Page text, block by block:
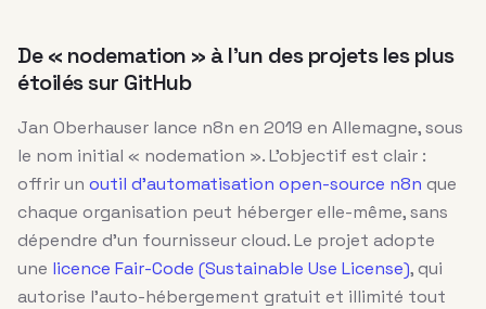
De « nodemation » à l’un des projets les plus
étoilés sur GitHub
Jan Oberhauser lance n8n en 2019 en Allemagne, sous
le nom initial « nodemation ». L’objectif est clair :
offrir un outil d’automatisation open-source n8n que
chaque organisation peut héberger elle-même, sans
dépendre d’un fournisseur cloud. Le projet adopte
une licence Fair-Code (Sustainable Use License), qui
autorise l’auto-hébergement gratuit et illimité tout